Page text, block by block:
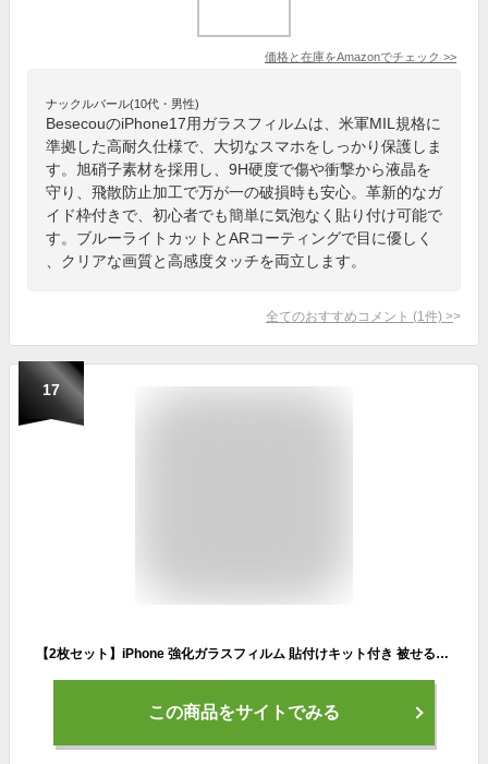
価格と在庫をAmazonでチェック >>
ナックルバール(10代・男性)
BesecouのiPhone17用ガラスフィルムは、米軍MIL規格に
準拠した高耐久仕様で、大切なスマホをしっかり保護しま
す。旭硝子素材を採用し、9H硬度で傷や衝撃から液晶を
守り、飛散防止加工で万が一の破損時も安心。革新的なガ
イド枠付きで、初心者でも簡単に気泡なく貼り付け可能で
す。ブルーライトカットとARコーティングで目に優しく
、クリアな画質と高感度タッチを両立します。
全てのおすすめコメント (1 件) >
17
【2枚セット】iPhone 強化ガラスフィルム 貼付けキット付き 被せるだけで綺麗に貼れる 貼り付けキットの一体型 日本 旭硝子 iPhone17 高透過率 覗き見防止仕様 プライバシー保護 ブルーライトカット仕様 目に優しい 摩擦防止 傷防止 飛散防止 指紋付かない 防汚撥水 送料無料
この商品をサイトでみる